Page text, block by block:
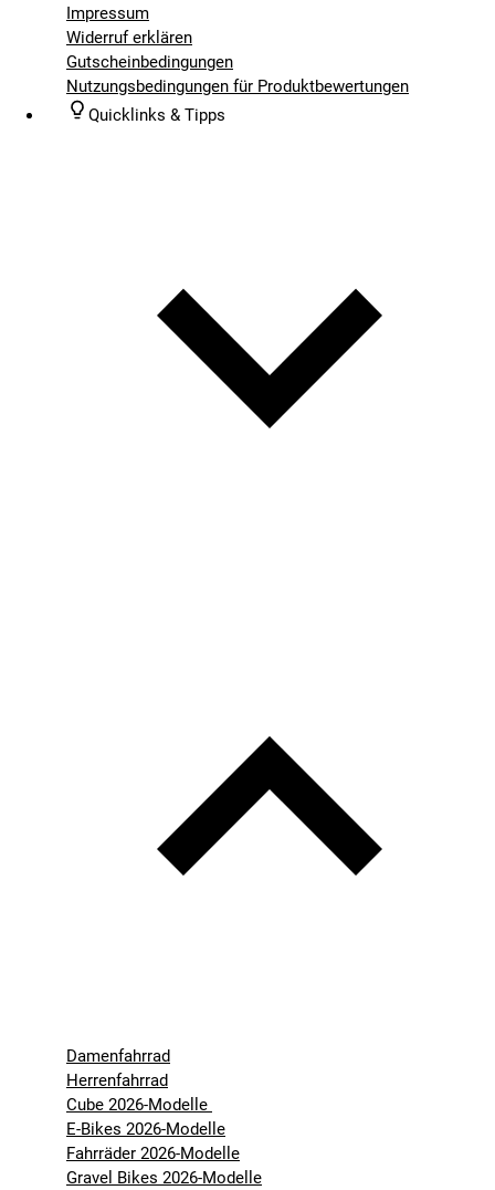
Impressum
Widerruf erklären
Gutscheinbedingungen
Nutzungsbedingungen für Produktbewertungen
Quicklinks & Tipps
Damenfahrrad
Herrenfahrrad
Cube 2026-Modelle
E-Bikes 2026-Modelle
Fahrräder 2026-Modelle
Gravel Bikes 2026-Modelle